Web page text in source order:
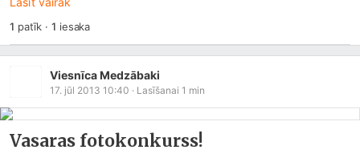
1 patīk ·1 iesaka
Viesnīca Medzābaki
17. jūl 2013 10:40 · Lasīšanai 1 min
Vasaras fotokonkurss!